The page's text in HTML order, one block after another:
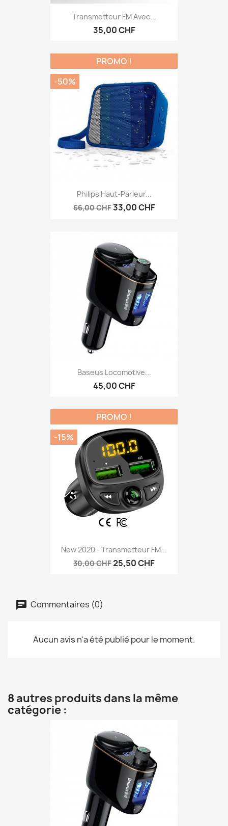
Transmetteur FM Avec...
35,00 CHF
Philips Haut-Parleur...
66,00 CHF33,00 CHF
PROMO !
-50%
Baseus Locomotive...
45,00 CHF
New 2020 - Transmetteur FM...
30,00 CHF25,50 CHF
PROMO !
-15%
Commentaires (0)
Aucun avis n'a été publié pour le moment.
8 autres produits dans la même
catégorie :